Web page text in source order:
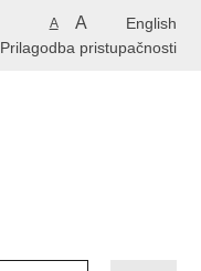
English
A A
Prilagodba pristupačnosti